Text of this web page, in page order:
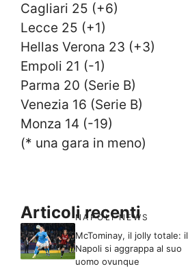
Cagliari 25 (+6)
Lecce 25 (+1)
Hellas Verona 23 (+3)
Empoli 21 (-1)
Parma 20 (Serie B)
Venezia 16 (Serie B)
Monza 14 (-19)
(* una gara in meno)
Articoli recenti
NAPOLI NEWS
McTominay, il jolly totale: il
Napoli si aggrappa al suo
uomo ovunque